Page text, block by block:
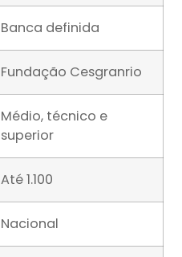
Banca definida
Fundação Cesgranrio
Médio, técnico e
superior
Até 1.100
Nacional